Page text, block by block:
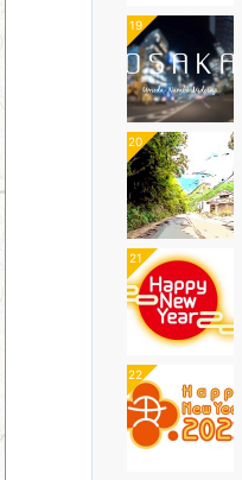
19
20
21
22